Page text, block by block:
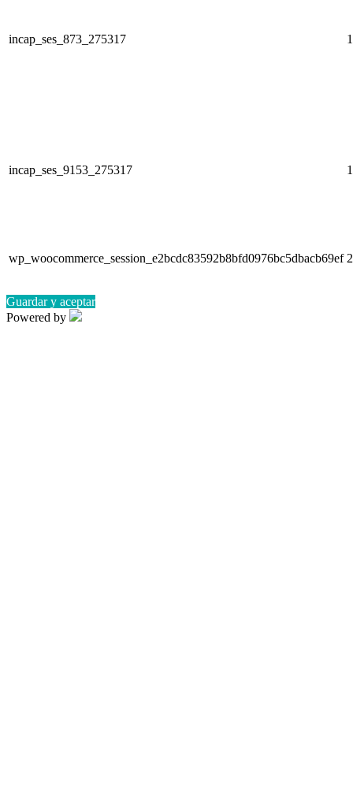
incap_ses_873_275317
incap_ses_9153_275317
wp_woocommerce_session_e2bcdc83592b8bfd0976bc5dbacb69ef
Guardar y aceptar
Powered by